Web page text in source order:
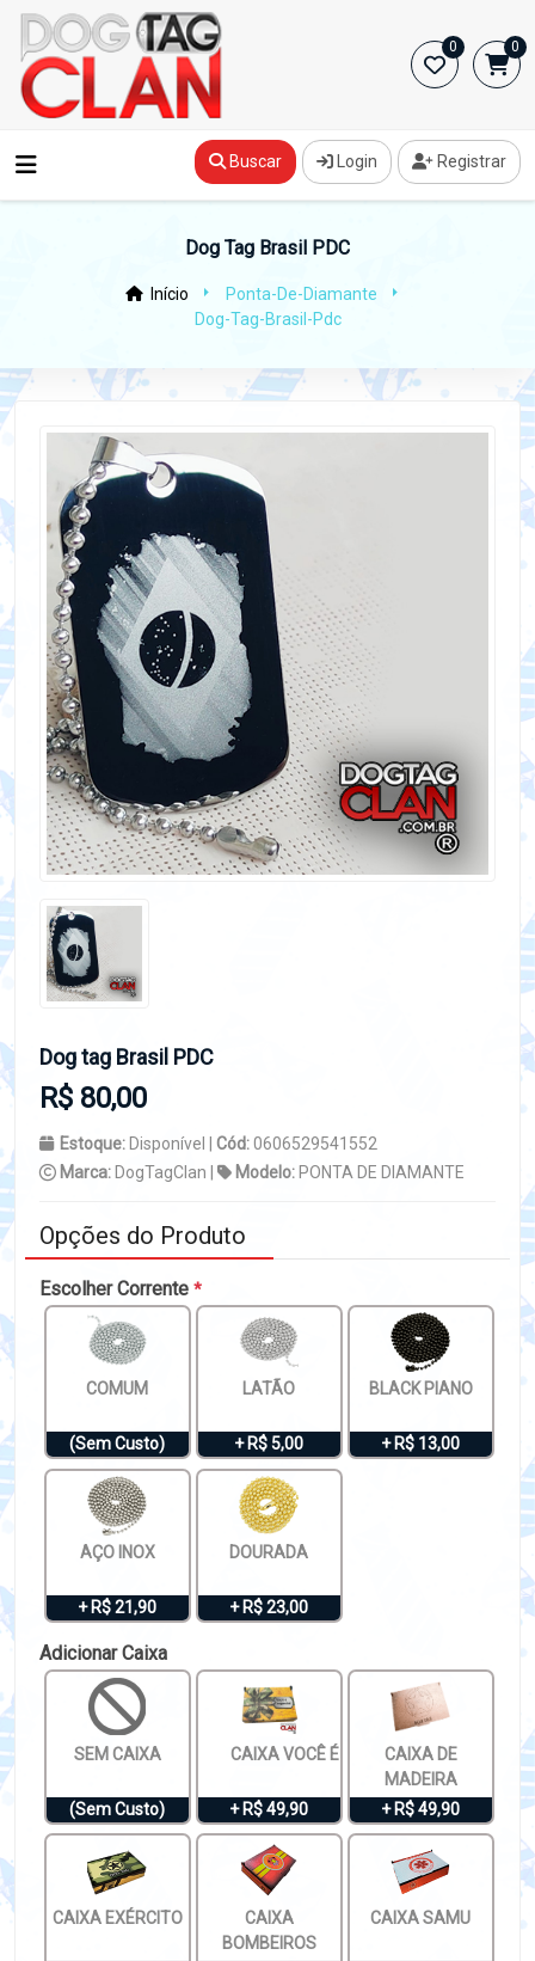
0 0
Buscar Login Registrar
Dog Tag Brasil PDC
Início
Ponta-De-Diamante
Dog-Tag-Brasil-Pdc
Dog tag Brasil PDC
R$ 80,00
Estoque: Disponível | Cód:0606529541552
Marca: DogTagClan | Modelo: PONTA DE DIAMANTE
Opções do Produto
Escolher Corrente *
COMUM
(Sem Custo)
LATÃO
+ R$ 5,00
BLACK PIANO
+ R$ 13,00
AÇO INOX
+ R$ 21,90
DOURADA
+ R$ 23,00
Adicionar Caixa
SEM CAIXA
(Sem Custo)
CAIXA VOCÊ É ESPECIAL
+ R$ 49,90
CAIXA DE
MADEIRA
+ R$ 49,90
CAIXA EXÉRCITO
CAIXA
BOMBEIROS
CAIXA SAMU